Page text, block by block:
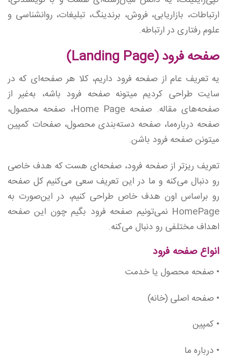
ارتباطات، بازاریابی، فروش، برندینگ، تبلیغات، روانشناسی و
علوم رفتاری در ارتباطه.
صفحه فرود (Landing Page)
یه تعریف عام از صفحه فرود داریم، کلا هر صفحه‌ای که در
سایت طراحی کردیم میتونه صفحه فرود باشه، به‌غیر از
صفحه‌های مقاله. صفحه Home Page، صفحه محصول،
صفحه درباره‌ما، صفحه دسته‌بندی محصول، صفحات کمپین
میتونن صفحه فرود باشن.
تعریف ریزتر از صفحه فرود، صفحه‌ای هست که هدف خاصی
رو دنبال می‌کنه و ما در این تعریف سعی می‌کنیم کل صفحه
رو براساس اون هدف خاص طراحی کنیم، در این‌صورت به
HomePage نمی‌تونیم صفحه فرود بگیم چون این صفحه
اهداف مختلفی رو دنبال می‌کنه.
انواع صفحه فرود
• صفحه محصول یا خدمت
• صفحه اصلی (خانه)
• کمپین
• درباره ما